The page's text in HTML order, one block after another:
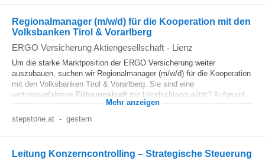
Regionalmanager (m/w/d) für die Kooperation mit den
Volksbanken Tirol & Vorarlberg
ERGO Versicherung Aktiengesellschaft - Lienz
Um die starke Marktposition der ERGO Versicherung weiter
auszubauen, suchen wir Regionalmanager (m/w/d) für die Kooperation
mit den Volksbanken Tirol & Vorarlberg. Sie sind eine
vertriebserfahrene Führungskraft mit Handschlagqualität? Aufgrund...
Mehr anzeigen
stepstone.at - gestern
Leitung Konzerncontrolling – Strategische Steuerung